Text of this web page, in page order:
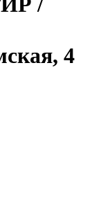
4